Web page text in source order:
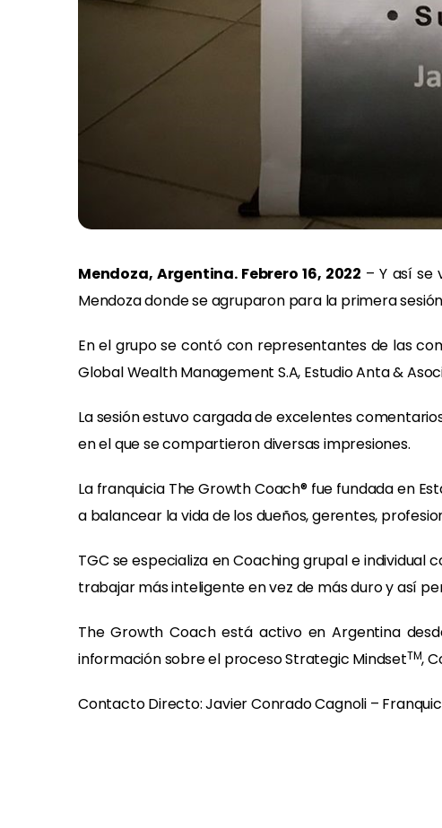
Mendoza, Argentina. Febrero 16, 2022 – Y así se
Mendoza donde se agruparon para la primera
En el grupo se contó con representantes de las
Global Wealth Management S.A, Estudio Anta &
La sesión estuvo cargada de excelentes
en el que se compartieron diversas impresiones.
La franquicia The Growth Coach® fue fundada en
a balancear la vida de los dueños, gerentes,
TGC se especializa en Coaching grupal e
trabajar más inteligente en vez de más duro y así
The Growth Coach está activo en Argentina
información sobre el proceso Strategic MindsetTM,
Contacto Directo: Javier Conrado Cagnoli –